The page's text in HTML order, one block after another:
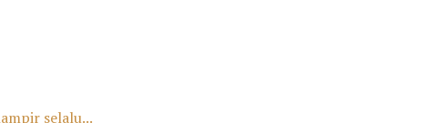
selalu...